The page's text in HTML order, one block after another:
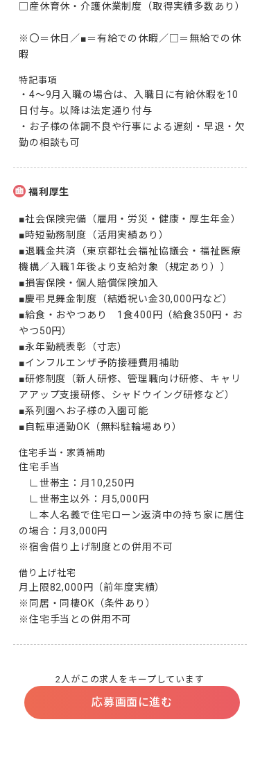
□産休育休・介護休業制度（取得実績多数あり）
※〇＝休日／■＝有給での休暇／□＝無給での休
暇
特記事項
・4～9月入職の場合は、入職日に有給休暇を10
日付与。以降は法定通り付与
・お子様の体調不良や行事による遅刻・早退・欠
勤の相談も可
福利厚生
■社会保険完備（雇用・労災・健康・厚生年金）
■時短勤務制度（活用実績あり）
■退職金共済（東京都社会福祉協議会・福祉医療
機構／入職1年後より支給対象（規定あり））
■損害保険・個人賠償保険加入
■慶弔見舞金制度（結婚祝い金30,000円など）
■給食・おやつあり　1食400円（給食350円・お
やつ50円）
■永年勤続表彰（寸志）
■インフルエンザ予防接種費用補助
■研修制度（新人研修、管理職向け研修、キャリ
アアップ支援研修、シャドウイング研修など）
■系列園へお子様の入園可能
■自転車通勤OK（無料駐輪場あり）
住宅手当・家賃補助
住宅手当
∟世帯主：月10,250円
∟世帯主以外：月5,000円
∟本人名義で住宅ローン返済中の持ち家に居住
の場合：月3,000円
※宿舎借り上げ制度との併用不可
借り上げ社宅
月上限82,000円（前年度実績）
※同居・同棲OK（条件あり）
※住宅手当との併用不可
2人がこの求人をキープしています
応募画面に進む